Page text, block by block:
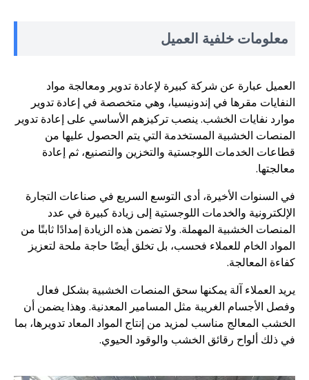
معلومات خلفية العميل
العميل عبارة عن شركة كبيرة لإعادة تدوير ومعالجة مواد
النفايات مقرها في إندونيسيا، وهي متخصصة في إعادة تدوير
موارد نفايات الخشب. ينصب تركيزهم الأساسي على إعادة تدوير
المنصات الخشبية المستخدمة التي يتم الحصول عليها من
قطاعات الخدمات اللوجستية والتخزين والتصنيع، ثم إعادة
معالجتها.
في السنوات الأخيرة، أدى التوسع السريع في صناعات التجارة
الإلكترونية والخدمات اللوجستية إلى زيادة كبيرة في عدد
المنصات الخشبية المهملة. ولا تضمن هذه الزيادة إمدادًا ثابتًا من
المواد الخام للعملاء فحسب، بل تخلق أيضًا حاجة ملحة لتعزيز
كفاءة المعالجة.
يريد العملاء آلة يمكنها سحق المنصات الخشبية بشكل فعال
وفصل الأجسام الغريبة مثل المسامير المعدنية. وهذا يضمن أن
الخشب المعالج مناسب لمزيد من إنتاج المواد المعاد تدويرها، بما
في ذلك ألواح رقائق الخشب والوقود الحيوي.